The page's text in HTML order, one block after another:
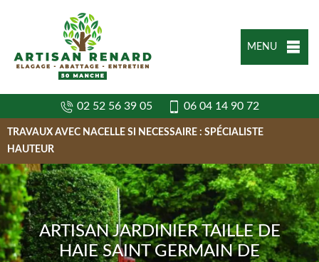
MENU
02 52 56 39 05 06 04 14 90 72
TRAVAUX AVEC NACELLE SI NECESSAIRE : SPÉCIALISTE
HAUTEUR
ARTISAN JARDINIER TAILLE DE
HAIE SAINT GERMAIN DE